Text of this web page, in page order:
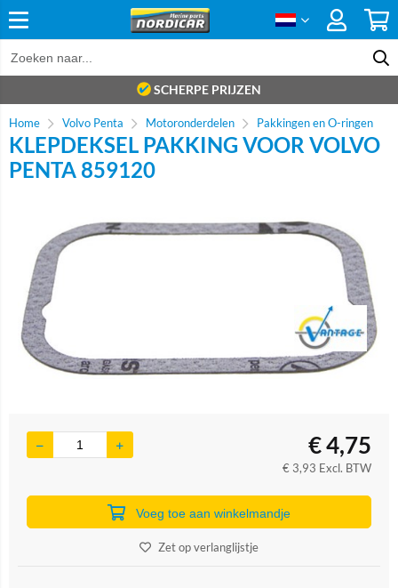
SCHERPE PRIJZEN
Home Volvo Penta Motoronderdelen Pakkingen en O-ringen
KLEPDEKSEL PAKKING VOOR VOLVO
PENTA 859120
Brand
€4,75
€ 3,93 Excl. BTW
Voeg toe aan winkelmandje
Zet op verlanglijstje